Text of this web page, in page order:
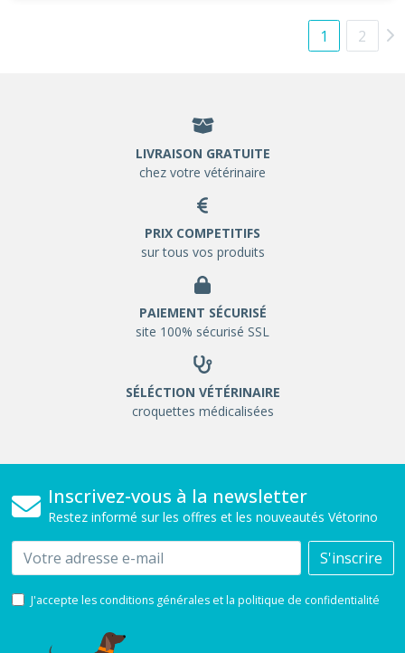
1 2
LIVRAISON GRATUITE
chez votre vétérinaire
PRIX COMPETITIFS
sur tous vos produits
PAIEMENT SÉCURISÉ
site 100% sécurisé SSL
SÉLÉCTION VÉTÉRINAIRE
croquettes médicalisées
Inscrivez-vous à la newsletter
Restez informé sur les offres et les nouveautés Vétorino
Email S'inscrire
J'accepte les conditions générales et la politique de confidentialité